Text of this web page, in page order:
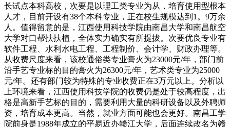
长试点本科高校，次要是以理工类专业为从，培育使用型根本
人才，目前开设有38个本科专业，正在校生规模达到1。9万余
人。值得留意的是，江西使用科技学院由南昌大学和南昌航空
大学对口帮扶扶植，全体实力确实有所提拔。次要优良专业有
软件工程、水利水电工程、工程制价、会计学、财政办理等。
从收费尺度来看，该校通俗类专业膏火为23000元/年，部门前
沿手艺专业标的目的膏火为26300元/年，艺术类专业为25000
元/年。还有部门较为特殊的专业收费正在3万元以上。分析以
上环境来看，江西使用科技学院的收费仍是处于较高程度，出
格是高新手艺标的目的，需要利用大量的科研设备以及外聘师
资，培育成本更高。当然，就业方面可能也会更好。南昌工学
院前身是1988年成立的平易近办赣江大学，后面连续改名为赣